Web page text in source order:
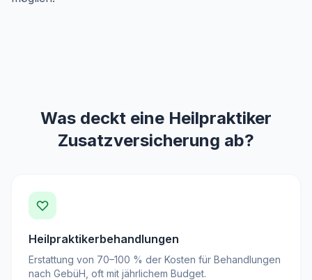
Was deckt eine Heilpraktiker
Zusatzversicherung ab?
Heilpraktikerbehandlungen
Erstattung von 70–100 % der Kosten für Behandlungen
nach GebüH, oft mit jährlichem Budget.